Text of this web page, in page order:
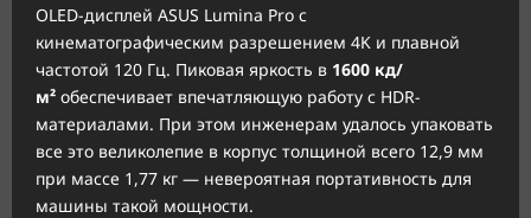
OLED-дисплей ASUS Lumina Pro с
кинематографическим разрешением 4K и плавной
частотой 120 Гц. Пиковая яркость в 1600 кд/
м² обеспечивает впечатляющую работу с HDR-
материалами. При этом инженерам удалось упаковать
все это великолепие в корпус толщиной всего 12,9 мм
при массе 1,77 кг — невероятная портативность для
машины такой мощности.